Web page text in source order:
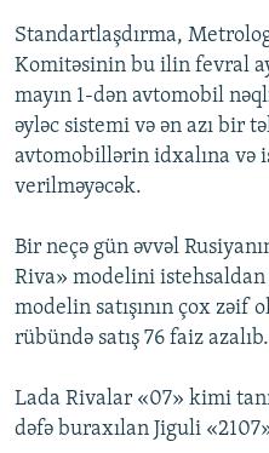
Standartlaşdırma,
Komitəsinin bu ilin fevral
mayın 1-dən avtomobil
əyləc sistemi və ən azı bir
avtomobillərin idxalına və
verilməyəcək.
Bir neçə gün əvvəl
Riva» modelini istehsaldan
modelin satışının çox zəif
rübündə satış 76 faiz azalıb.
Lada Rivalar «07» kimi
dəfə buraxılan Jiguli